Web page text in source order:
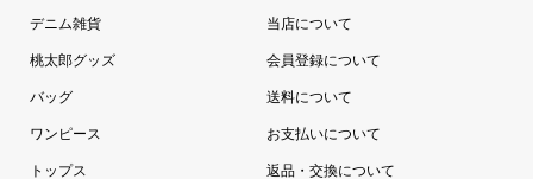
デニム雑貨
桃太郎グッズ
バッグ
ワンピース
トップス
当店について
会員登録について
送料について
お支払いについて
返品・交換について